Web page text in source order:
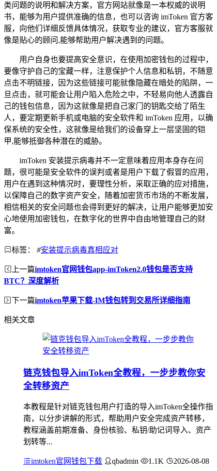
类问题的说明和解决方案，官方网站就像是一本权威的说明
书，能够为用户提供准确的信息，也可以咨询 imToken 官方客
服，向他们详细反馈具体情况，获取专业的建议，官方客服就
像是贴心的顾问,能够帮助用户解决遇到的问题。
用户自身也要提高安全意识，在使用加密钱包的过程中，
要像守护自己的宝藏一样，注意保护个人信息和私钥，不随意
点击不明链接，因为这些链接可能就像隐藏在暗处的陷阱，一
旦点击，就可能会让用户陷入危险之中，不轻易向他人透露自
己的钱包信息，因为这就像是把自己家门的钥匙交给了陌生
人，要定期更新手机或电脑的安全软件和 imToken 应用，以确
保系统的安全性，这就像是给我们的设备穿上一层坚固的铠
甲,能够抵御各种潜在的威胁。
imToken 安装提示病毒并不一定意味着应用本身存在问
题，很可能是安全软件的误判或者是用户下载了假冒的应用，
用户在遇到这种情况时，要理性分析，采取正确的应对措施，
以保障自己的数字资产安全，随着加密货币市场的不断发展，
相信相关的安全问题也会得到更好的解决，让用户能够更加安
心地使用加密钱包，在数字化的世界中自由地管理自己的财
富。
标签： #安装提示病毒真相应对
上一篇imtoken官网钱包app-imToken2.0钱包是否支持
BTC？深度解析
下一篇imtoken苹果下载-IM钱包转到交易所详细指南
相关文章
链克钱包导入imToken全教程，一步步教你安
全转移资产
本教程是针对链克钱包用户打造的导入imToken全操作指
南，以分步讲解的形式，帮助用户安全完成资产转移，
教程涵盖前期准备、身份核验、私钥/助记词导入、资产
划转等...
imtoken官网钱包下载 qbadmin 1.1K 2026-08-08